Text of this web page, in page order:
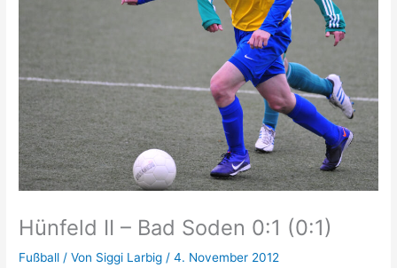
Hünfeld II – Bad Soden 0:1 (0:1)
Fußball / Von Siggi Larbig /4. November 2012